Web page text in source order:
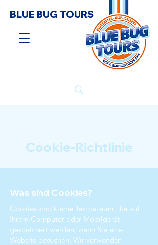
BLUE BUG TOURS
Cookie-Richtlinie
Was sind Cookies?
Cookies sind kleine Textdateien, die auf
Ihrem Computer oder Mobilgerät
gespeichert werden, wenn Sie eine
Website besuchen. Wir verwenden